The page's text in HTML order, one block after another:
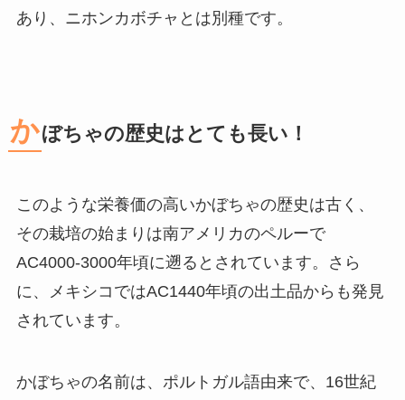
あり、ニホンカボチャとは別種です。
かぼちゃの歴史はとても長い！
このような栄養価の高いかぼちゃの歴史は古く、
その栽培の始まりは南アメリカのペルーで
AC4000-3000年頃に遡るとされています。さら
に、メキシコではAC1440年頃の出土品からも発見
されています。
かぼちゃの名前は、ポルトガル語由来で、16世紀